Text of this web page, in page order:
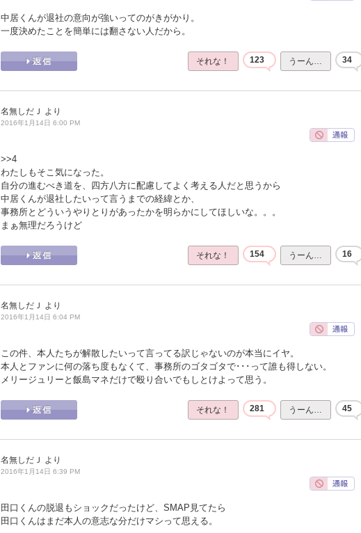
中居くんが退社の意向が強いってのがきがかり。
一度決めたことを簡単には翻さない人だから。
それな！ 123 うーん… 34
名無しだＪ より
2016年1月14日 6:00 PM
>>4
わたしもそこ気になった。
自分の進むべき道を、四方八方に配慮してよく考える人だと思うから
中居くんが退社したいって言うまでの経緯とか、
事務所とどういうやりとりがあったかを明らかにしてほしいな。。。
まぁ無理だろうけど
それな！ 154 うーん… 16
名無しだＪ より
2016年1月14日 6:04 PM
この件、本人たちが解散したいって言ってる訳じゃないのが本当にイヤ。
本人とファンに何の落ち度もなくて、事務所のゴタゴタで･･･って誰も得しない。
メリージュリーと飯島マネだけで殴り合いでもしとけよって思う。
それな！ 281 うーん… 45
名無しだＪ より
2016年1月14日 6:39 PM
田口くんの脱退もショックだったけど、SMAP見てたら
田口くんはまだ本人の意志な分だけマシって思える。